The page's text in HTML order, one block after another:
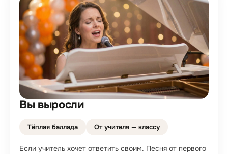
Вы выросли
Тёплая баллада От учителя — классу
Если учитель хочет ответить своим. Песня от первого